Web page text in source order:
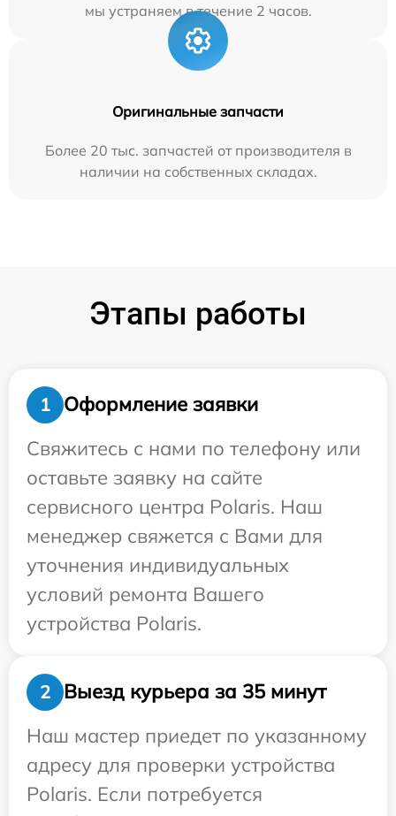
мы устраняем в течение 2 часов.
Оригинальные запчасти
Более 20 тыс. запчастей от производителя в
наличии на собственных складах.
Этапы работы
1
Оформление заявки
Свяжитесь с нами по телефону или
оставьте заявку на сайте
сервисного центра Polaris. Наш
менеджер свяжется с Вами для
уточнения индивидуальных
условий ремонта Вашего
устройства Polaris.
2
Выезд курьера за 35 минут
Наш мастер приедет по указанному
адресу для проверки устройства
Polaris. Если потребуется